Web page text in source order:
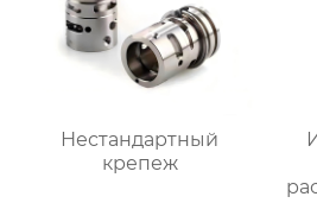
Нестандартный
крепеж